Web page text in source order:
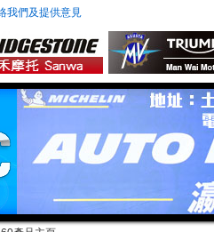
我們及提供意見